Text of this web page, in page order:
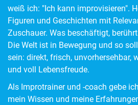
weiß ich: "Ich kann improvisieren".
Figuren und Geschichten mit
Zuschauer. Was beschäftigt,
Die Welt ist in Bewegung und so
sein: direkt, frisch, unvorhersehbar,
und voll Lebensfreude.
Als Improtrainer und -coach gebe
mein Wissen und meine